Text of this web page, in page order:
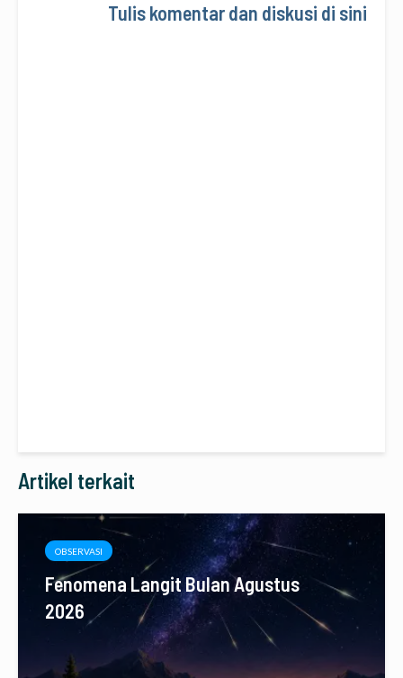
Tulis komentar dan diskusi di sini
Artikel terkait
OBSERVASI
Fenomena Langit Bulan Agustus
2026